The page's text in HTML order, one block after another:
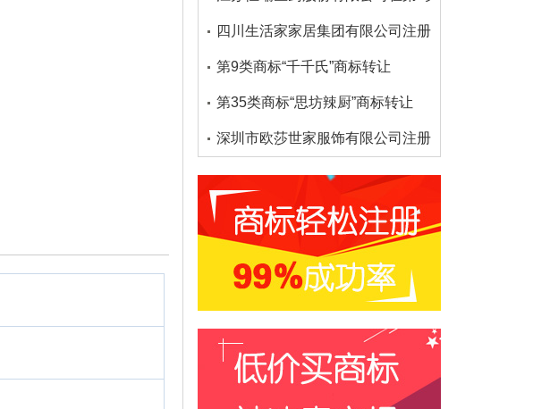
四川生活家家居集团有限公司注册了多少个大沫商标
第9类商标“千千氏”商标转让
第35类商标“思坊辣厨”商标转让
深圳市欧莎世家服饰有限公司注册了多少个欧莎家